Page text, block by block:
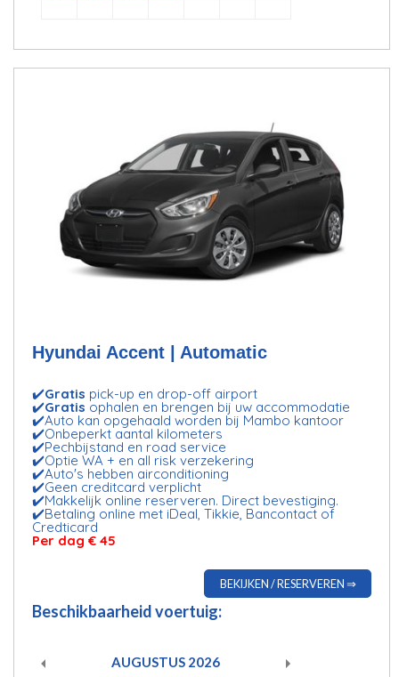
Hyundai Accent | Automatic
✔️Gratis pick-up en drop-off airport
✔️Gratis ophalen en brengen bij uw accommodatie
✔️Auto kan opgehaald worden bij Mambo kantoor
✔️Onbeperkt aantal kilometers
✔️Pechbijstand en road service
✔️Optie WA + en all risk verzekering
✔️Auto's hebben airconditioning
✔️Geen creditcard verplicht
✔️Makkelijk online reserveren. Direct bevestiging.
✔️Betaling online met iDeal, Tikkie, Bancontact of
Credticard
Per dag € 45
BEKIJKEN / RESERVEREN ⇒
Beschikbaarheid voertuig:
AUGUSTUS 2026